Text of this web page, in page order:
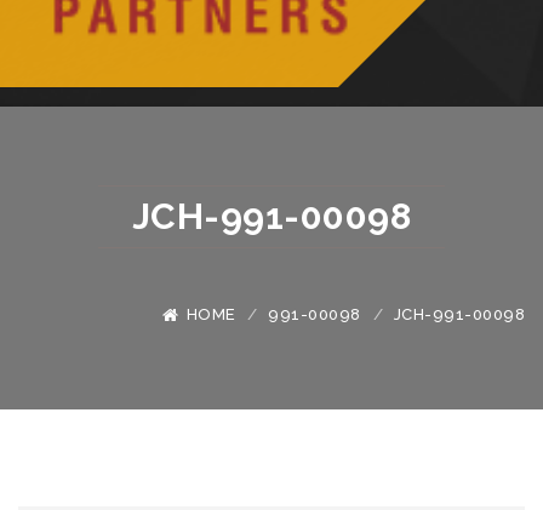
JCH-991-00098
HOME 991-00098 JCH-991-00098